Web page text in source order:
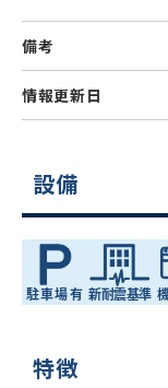
備考
情報更新日
設備
特徴